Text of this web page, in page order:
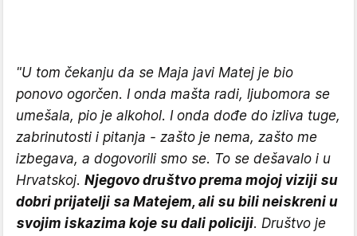
"U tom čekanju da se Maja javi Matej je bio
ponovo ogorčen. I onda mašta radi, ljubomora se
umešala, pio je alkohol. I onda dođe do izliva tuge,
zabrinutosti i pitanja - zašto je nema, zašto me
izbegava, a dogovorili smo se. To se dešavalo i u
Hrvatskoj. Njegovo društvo prema mojoj viziji su
dobri prijatelji sa Matejem, ali su bili neiskreni u
svojim iskazima koje su dali policiji. Društvo je